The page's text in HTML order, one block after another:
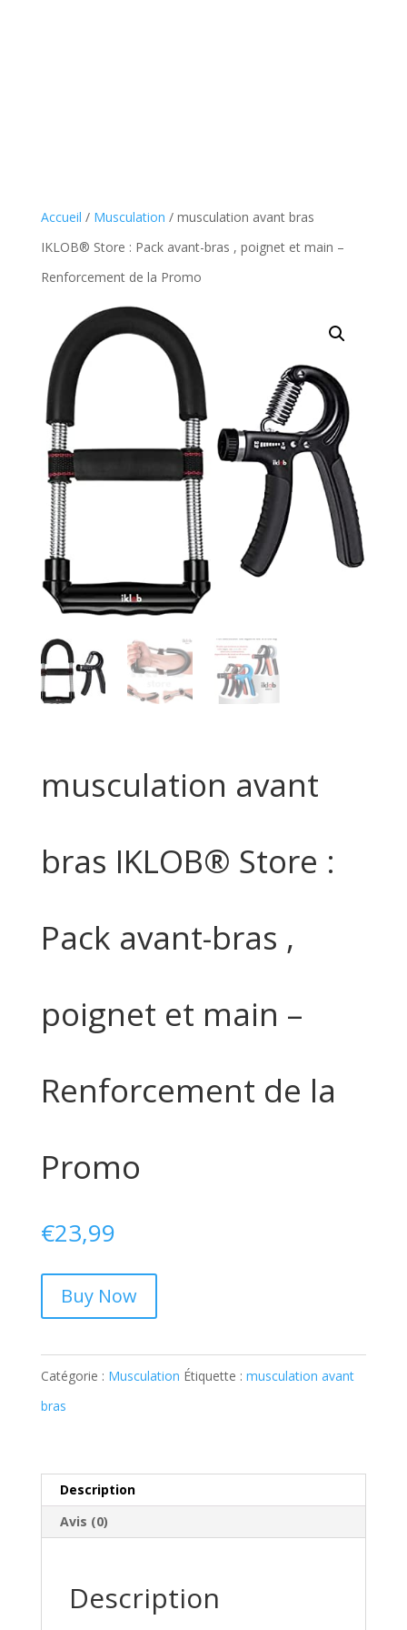
Accueil / Musculation / musculation avant bras
IKLOB® Store : Pack avant-bras , poignet et main –
Renforcement de la Promo
musculation avant
bras IKLOB® Store :
Pack avant-bras ,
poignet et main –
Renforcement de la
Promo
€23,99
Buy Now
Catégorie : Musculation Étiquette : musculation avant
bras
Description
Avis (0)
Description